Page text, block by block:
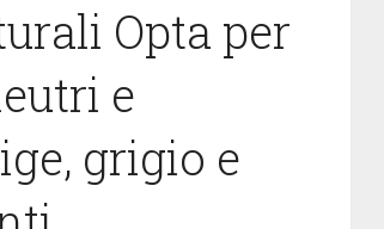
Opta per
e
grigio e